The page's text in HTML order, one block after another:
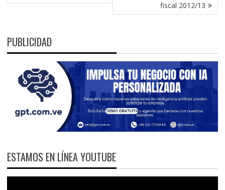
fiscal 2012/13
PUBLICIDAD
ESTAMOS EN LÍNEA YOUTUBE